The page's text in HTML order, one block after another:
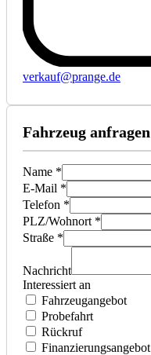
verkauf@prange.de
Fahrzeug anfragen
Name *
E-Mail *
Telefon *
PLZ/Wohnort *
Straße *
Nachricht
Interessiert an
Fahrzeugangebot
Probefahrt
Rückruf
Finanzierungsangebot